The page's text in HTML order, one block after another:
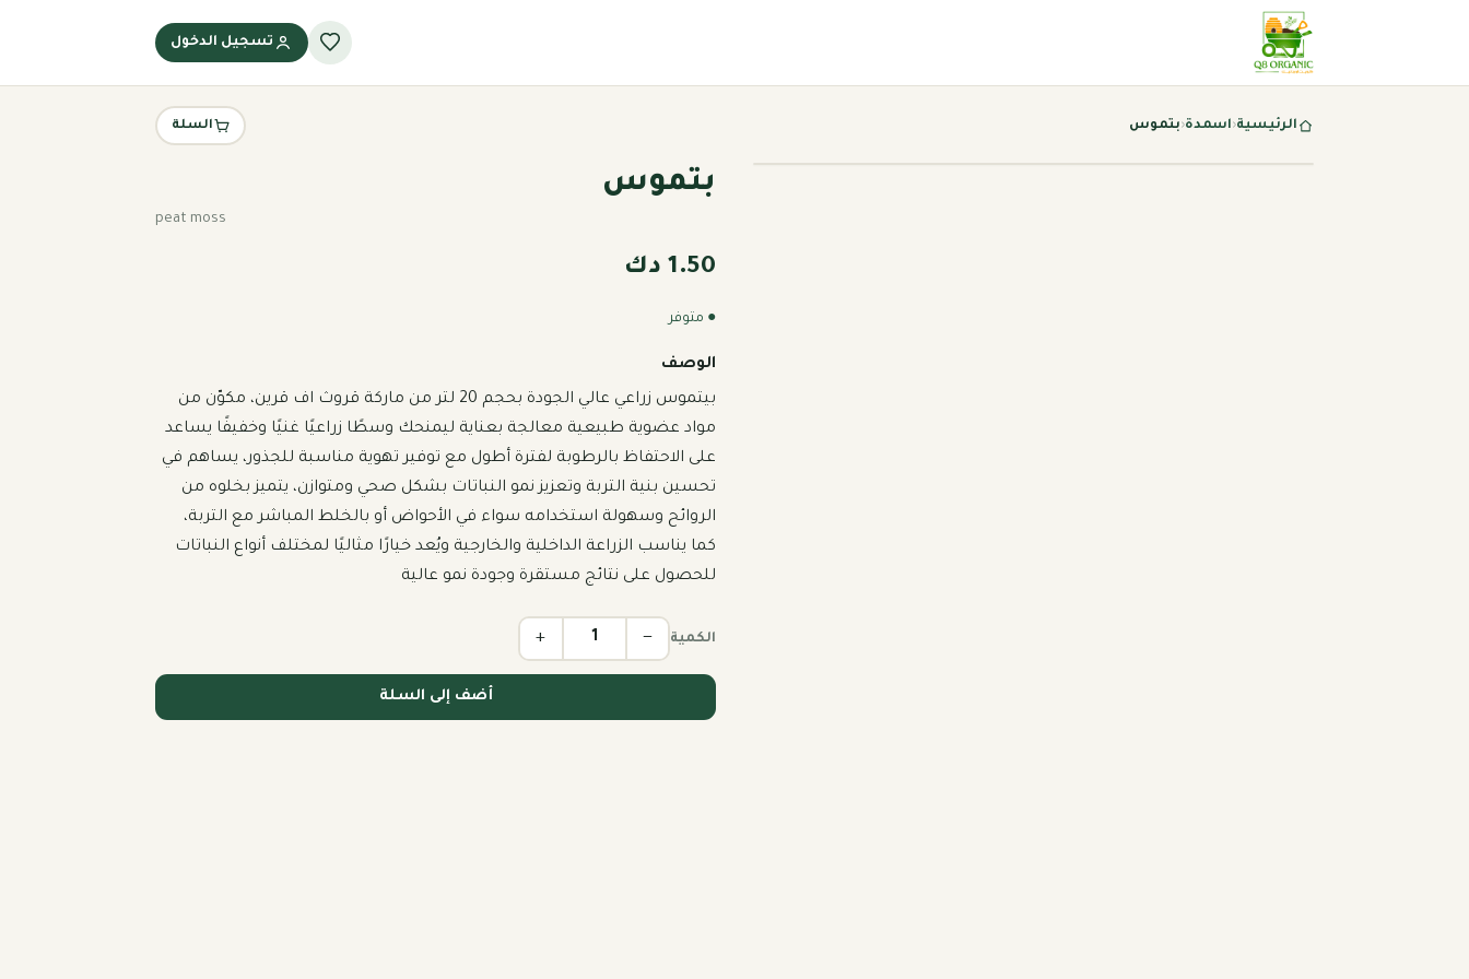
تسجيل الدخول
الرئيسية‹اسمدة‹بتموس السلة
بتموس
peat moss
1.50 دك
● متوفر
الوصف
للحصول على نتائج مستقرة وجودة نمو عالية
الكمية −
+
أضف إلى السلة